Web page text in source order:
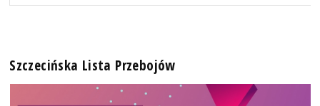
Szczecińska Lista Przebojów